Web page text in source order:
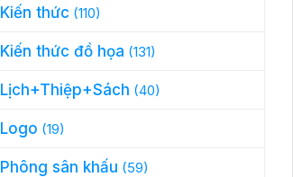
Kiến thức (110)
Kiến thức đồ họa (131)
Lịch+Thiệp+Sách (40)
Logo (19)
Phông sân khấu (59)